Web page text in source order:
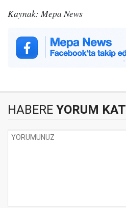
Kaynak: Mepa News
HABERE YORUM KAT